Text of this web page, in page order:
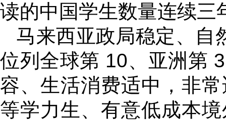
读的中国学生数量连续三
马来西亚政局稳定、自
位列全球第 10、亚洲第
容、生活消费适中，非
等学力生、有意低成本